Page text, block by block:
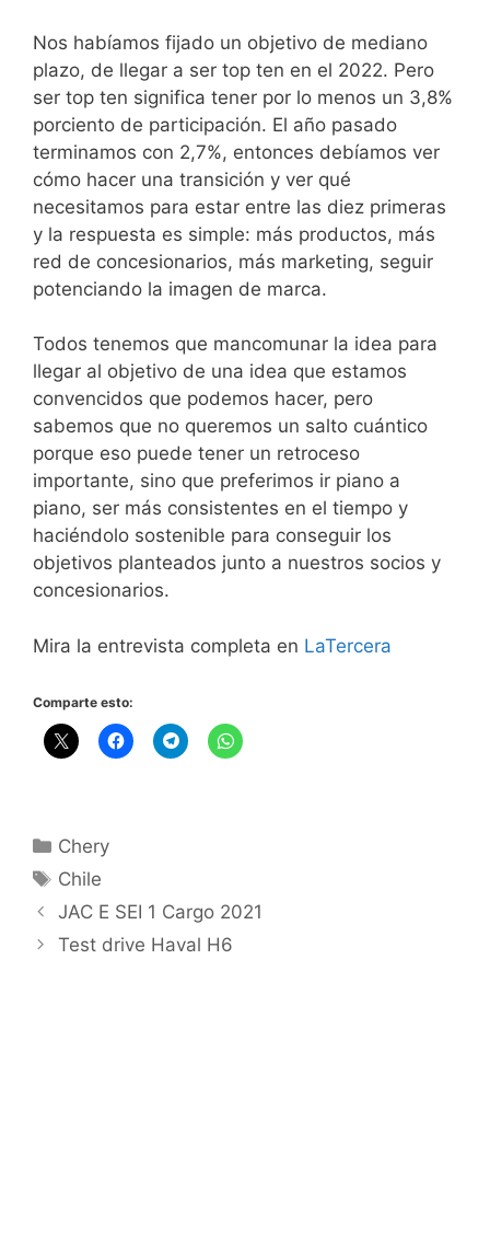
Nos habíamos fijado un objetivo de mediano
plazo, de llegar a ser top ten en el 2022. Pero
ser top ten significa tener por lo menos un 3,8%
porciento de participación. El año pasado
terminamos con 2,7%, entonces debíamos ver
cómo hacer una transición y ver qué
necesitamos para estar entre las diez primeras
y la respuesta es simple: más productos, más
red de concesionarios, más marketing, seguir
potenciando la imagen de marca.
Todos tenemos que mancomunar la idea para
llegar al objetivo de una idea que estamos
convencidos que podemos hacer, pero
sabemos que no queremos un salto cuántico
porque eso puede tener un retroceso
importante, sino que preferimos ir piano a
piano, ser más consistentes en el tiempo y
haciéndolo sostenible para conseguir los
objetivos planteados junto a nuestros socios y
concesionarios.
Mira la entrevista completa en LaTercera
Comparte esto:
Chery
Chile
JAC E SEI 1 Cargo 2021
Test drive Haval H6